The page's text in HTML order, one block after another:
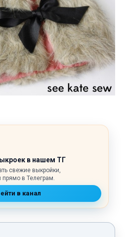
в нашем ТГ
свежие выкройки,
прямо в Телеграм.
в канал